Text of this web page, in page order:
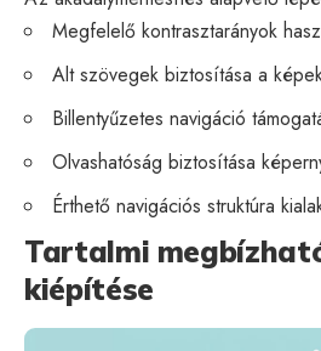
Megfelelő kontrasztarányok
Alt szövegek biztosítása a
Billentyűzetes navigáció
Olvashatóság biztosítása
Érthető navigációs struktúra
Tartalmi
kiépítése